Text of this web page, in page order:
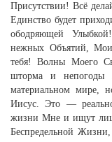
Присутствии! Всё
Единство будет
ободряющей
нежных Объятий,
тебя! Волны Моего
шторма и непогоды
материальном мире,
Иисус. Это —
жизни Мне и ищут
Беспредельной